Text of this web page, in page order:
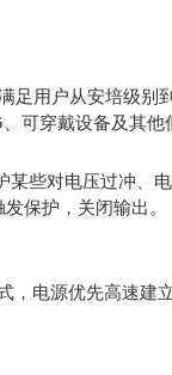
足用户从安培级别
可穿戴设备及其他
些对电压过冲、
保护，关闭输出。
，电源优先高速建